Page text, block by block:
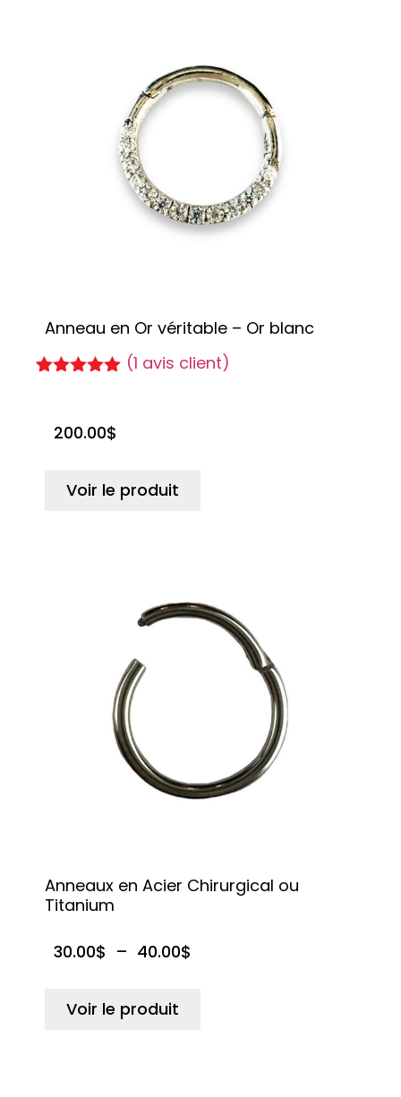
Anneau en Or véritable – Or blanc
notation
(1 avis client)
200.00$
Voir le produit
Anneaux en Acier Chirurgical ou
Titanium
30.00$ – 40.00$
Voir le produit